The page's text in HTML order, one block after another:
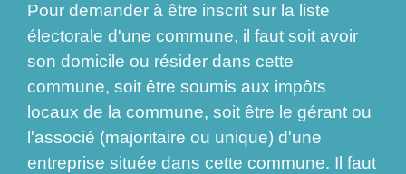
Pour demander à être inscrit sur la liste
électorale d'une commune, il faut soit avoir
son domicile ou résider dans cette
commune, soit être soumis aux impôts
locaux de la commune, soit être le gérant ou
l'associé (majoritaire ou unique) d'une
entreprise située dans cette commune. Il faut